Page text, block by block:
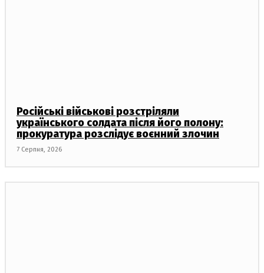
Російські військові розстріляли
українського солдата після його полону:
прокуратура розслідує воєнний злочин
7 Серпня, 2026